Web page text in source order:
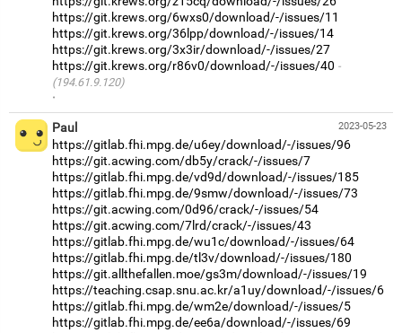
https://git.krews.org/6wxs0/download/-/issues/11
https://git.krews.org/36lpp/download/-/issues/14
https://git.krews.org/3x3ir/download/-/issues/27
https://git.krews.org/r86v0/download/-/issues/40
(194.61.9.120)
·
2023-05-23
Paul
https://gitlab.fhi.mpg.de/u6ey/download/-/issues/96
https://git.acwing.com/db5y/crack/-/issues/7
https://gitlab.fhi.mpg.de/vd9d/download/-/issues/185
https://gitlab.fhi.mpg.de/9smw/download/-/issues/73
https://git.acwing.com/0d96/crack/-/issues/54
https://git.acwing.com/7lrd/crack/-/issues/43
https://gitlab.fhi.mpg.de/wu1c/download/-/issues/64
https://gitlab.fhi.mpg.de/tl3v/download/-/issues/180
https://git.allthefallen.moe/gs3m/download/-/issues/19
https://teaching.csap.snu.ac.kr/a1uy/download/-/issues/6
https://gitlab.fhi.mpg.de/wm2e/download/-/issues/5
https://gitlab.fhi.mpg.de/ee6a/download/-/issues/69